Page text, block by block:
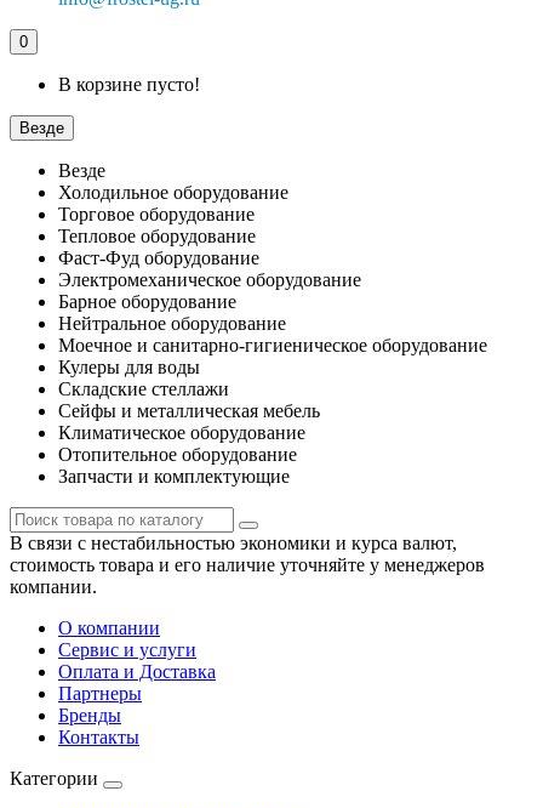
0
В корзине пусто!
Везде
Везде
Холодильное оборудование
Торговое оборудование
Тепловое оборудование
Фаст-Фуд оборудование
Электромеханическое оборудование
Барное оборудование
Нейтральное оборудование
Моечное и санитарно-гигиеническое оборудование
Кулеры для воды
Складские стеллажи
Сейфы и металлическая мебель
Климатическое оборудование
Отопительное оборудование
Запчасти и комплектующие
В связи с нестабильностью экономики и курса валют,
стоимость товара и его наличие уточняйте у менеджеров
компании.
О компании
Сервис и услуги
Оплата и Доставка
Партнеры
Бренды
Контакты
Категории